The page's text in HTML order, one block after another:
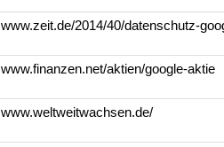
www.zeit.de/2014/40/datenschutz-
www.finanzen.net/aktien/google-aktie
www.weltweitwachsen.de/